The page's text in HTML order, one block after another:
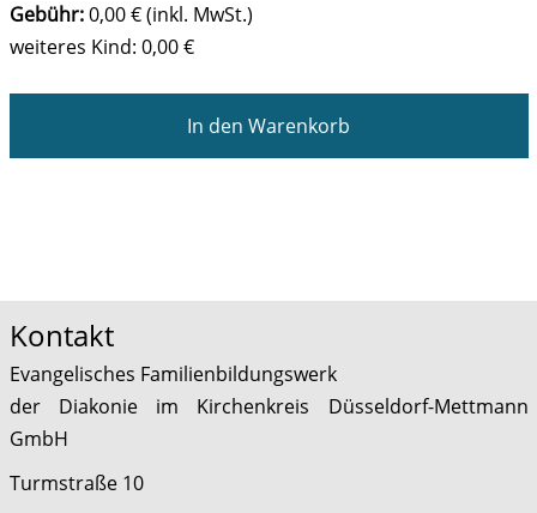
Gebühr:0,00 € (inkl. MwSt.)
weiteres Kind: 0,00 €
In den Warenkorb
Kontakt
Evangelisches Familienbildungswerk
der Diakonie im Kirchenkreis Düsseldorf-Mettmann
GmbH
Turmstraße 10